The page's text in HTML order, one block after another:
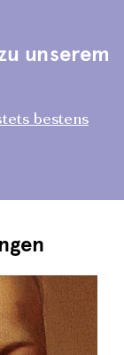
unserem
bestens